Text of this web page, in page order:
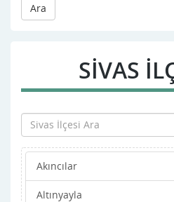
Ara
SIVAS
Akıncılar
Altınyayla